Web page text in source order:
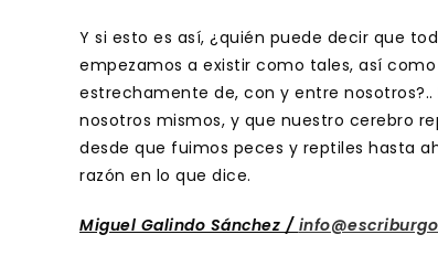
Y si esto es así, ¿quién puede decir que
empezamos a existir como tales, así
estrechamente de, con y entre
nosotros mismos, y que nuestro cerebro
desde que fuimos peces y reptiles hasta
razón en lo que dice.
Miguel Galindo Sánchez /